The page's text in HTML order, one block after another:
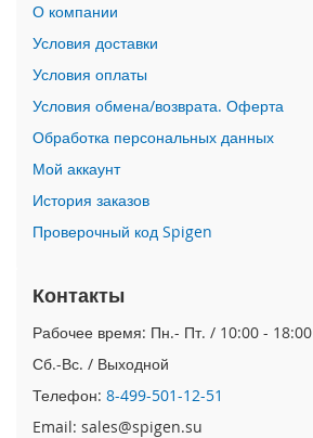
P
h
o
n
e
1
7
P
r
o
i
o
n
e
A
i
r
О компании
Условия доставки
Условия оплаты
Условия обмена/возврата. Оферта
Обработка персональных данных
Мой аккаунт
История заказов
Проверочный код Spigen
Контакты
Рабочее время: Пн.- Пт. / 10:00 - 18:00
Сб.-Вс. / Выходной
Телефон: 8-499-501-12-51
Email: sales@spigen.su